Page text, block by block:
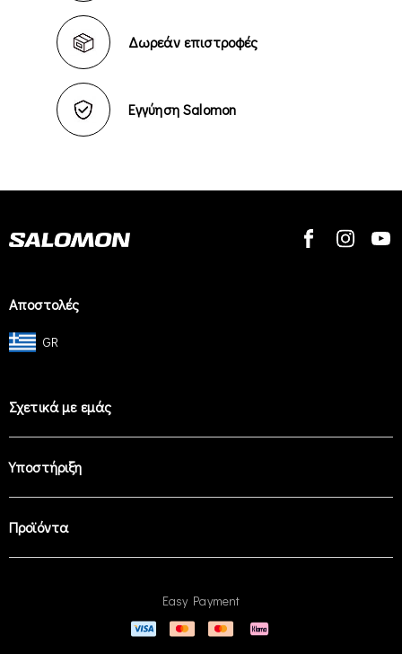
Δωρεάν επιστροφές
Εγγύηση Salomon
Αποστολές
GR
Σχετικά με εμάς
Υποστήριξη
Προϊόντα
Easy Payment